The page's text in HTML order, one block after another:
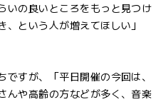
いの良いところをもっと見つけ
という人が増えてほしい」
すが、「平日開催の今回は、
んや高齢の方などが多く、音楽